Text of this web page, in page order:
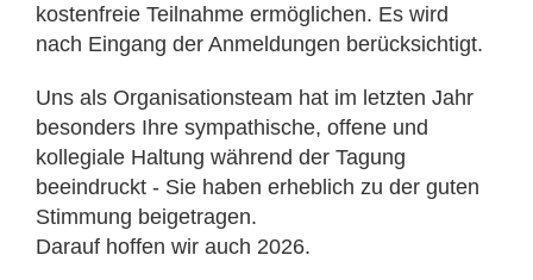
kosten­freie Teilnahme ermöglichen. Es wird
nach Eingang der Anmeldungen berücksichtigt.
Uns als Organisationsteam hat im letzten Jahr
besonders Ihre sympathische, offene und
kollegiale Haltung während der Tagung
beeindruckt - Sie haben erheblich zu der guten
Stimmung beigetragen.
Darauf hoffen wir auch 2026.